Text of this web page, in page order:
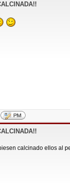
calcinado ellos al